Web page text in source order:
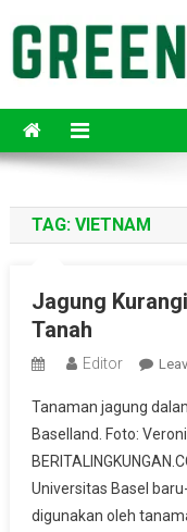
TAG: VIETNAM
Jagung
Tanah
Editor
Tanaman jagung
Baselland. Foto:
Universitas Basel
digunakan oleh